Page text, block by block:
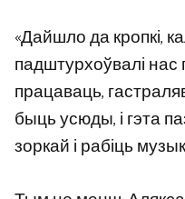
«Дайшло да кропкі,
падштурхоўвалі
працаваць,
быць усюды, і гэта
зоркай і рабіць